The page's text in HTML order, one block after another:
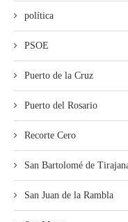
política
PSOE
Puerto de la Cruz
Puerto del Rosario
Recorte Cero
San Bartolomé de
San Juan de la Rambla